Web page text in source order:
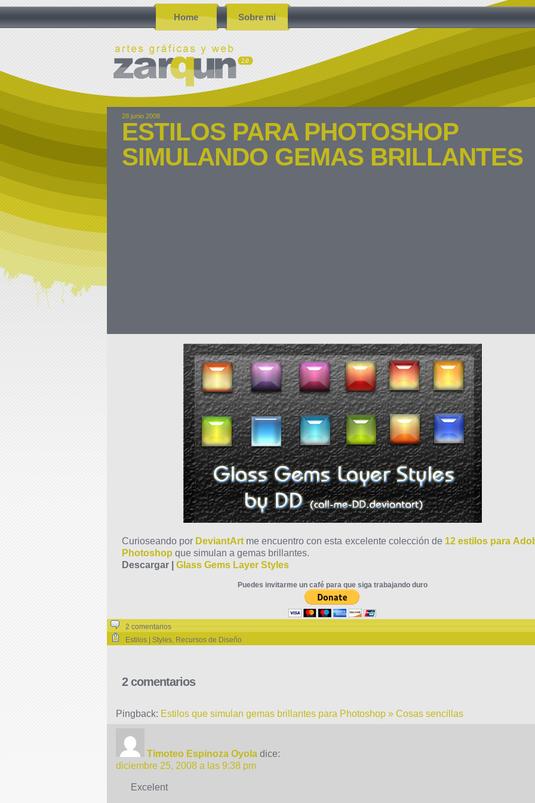
Home Sobre mi
28 junio 2008
ESTILOS PARA PHOTOSHOP
SIMULANDO GEMAS BRILLANTES
Curioseando por DeviantArt me encuentro con esta excelente colección de 12 estilos para
Photoshop que simulan a gemas brillantes.
Descargar |
Glass Gems Layer Styles
Puedes invitarme un café para que siga trabajando duro
2 comentarios
Estilos | Styles, Recursos de Diseño
2 comentarios
Pingback: Estilos que simulan gemas brillantes para Photoshop » Cosas sencillas
Timoteo Espinoza Oyola dice:
diciembre 25, 2008 a las 9:38 pm
Excelent